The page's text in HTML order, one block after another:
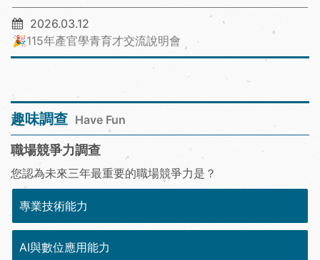
2026.03.12
🎉115年產官學青育才交流說明會
趣味調查 Have Fun
職場競爭力調查
您認為未來三年最重要的職場競爭力是？
專業技術能力
AI與數位應用能力